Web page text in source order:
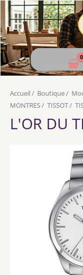
Accueil / Boutique/
MONTRES/ TISSOT/
L'OR DU